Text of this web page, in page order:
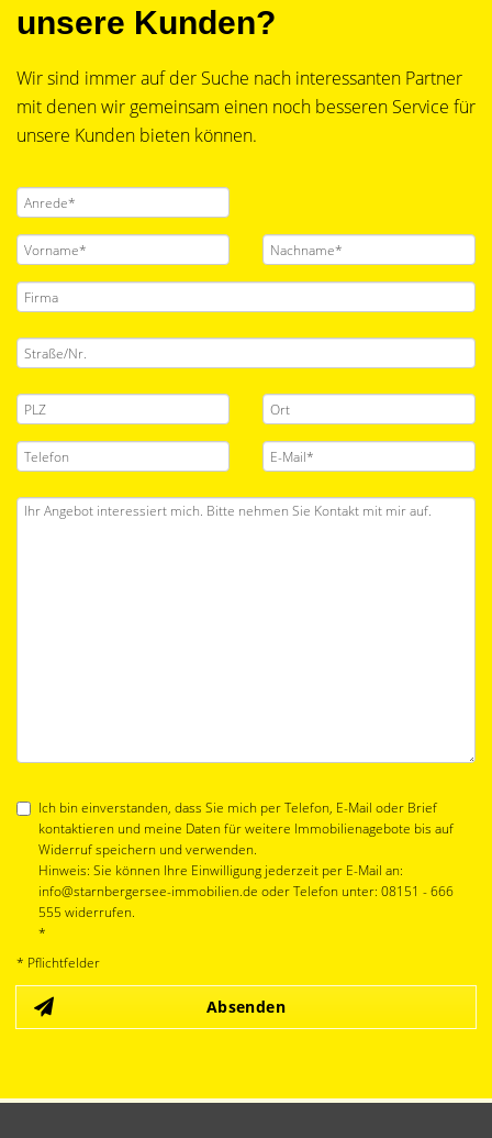
unsere Kunden?
Wir sind immer auf der Suche nach interessanten Partner
mit denen wir gemeinsam einen noch besseren Service für
unsere Kunden bieten können.
Ich bin einverstanden, dass Sie mich per Telefon, E-Mail oder Brief
kontaktieren und meine Daten für weitere Immobilienagebote bis auf
Widerruf speichern und verwenden.
Hinweis: Sie können Ihre Einwilligung jederzeit per E-Mail an:
info@starnbergersee-immobilien.de oder Telefon unter: 08151 - 666
555 widerrufen.
*
* Pflichtfelder
Absenden